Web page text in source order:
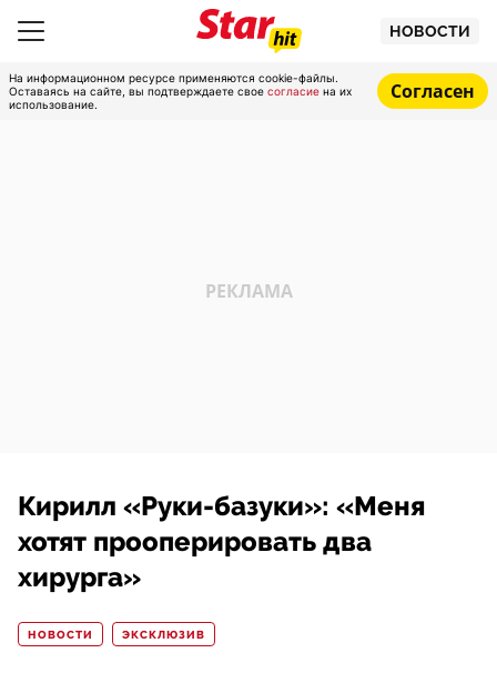
НОВОСТИ
На информационном ресурсе применяются cookie-файлы.
Оставаясь на сайте, вы подтверждаете свое согласие на их
использование.
Согласен
Кирилл «Руки-базуки»: «Меня
хотят прооперировать два
хирурга»
НОВОСТИ ЭКСКЛЮЗИВ